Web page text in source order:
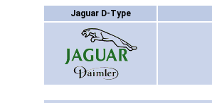
Jaguar D-Type